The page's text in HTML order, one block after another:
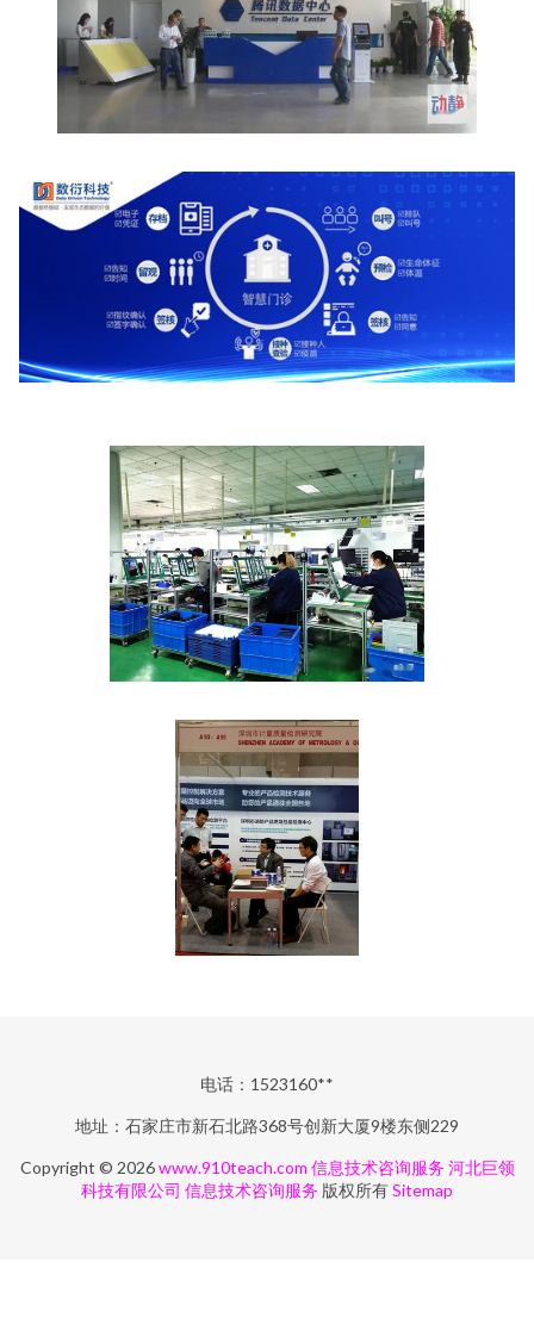
电话：1523160**
地址：石家庄市新石北路368号创新大厦9楼东侧229
Copyright © 2026www.910teach.com 信息技术咨询服务 河北巨领
科技有限公司 信息技术咨询服务 版权所有Sitemap